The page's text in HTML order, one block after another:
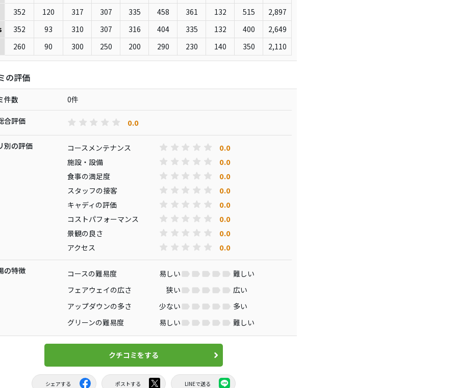
352
120 317 307 335 458 361 132 515 2,897
352 93 310 307 316 404 335 132 400
2,649
260
90 300 250 200 290 230 140 350 2,110
の評価
件数 0件
合評価 0.0
別の評価 コースメンテナンス 0.0
施設・設備 0.0
食事の満足度 0.0
スタッフの接客 0.0
キャディの評価 0.0
コストパフォーマンス 0.0
景観の良さ 0.0
アクセス 0.0
の特徴 コースの難易度 易しい
難しい
フェアウェイの広さ
狭い
広い
アップダウンの多さ
少ない
多い
グリーンの難易度
易しい 難しい
クチコミをする
シェアする ポストする LINEで送る